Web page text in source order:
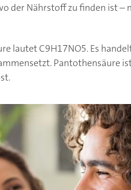
der Nährstoff zu finden ist
lautet C9H17NO5. Es
Pantothensäure